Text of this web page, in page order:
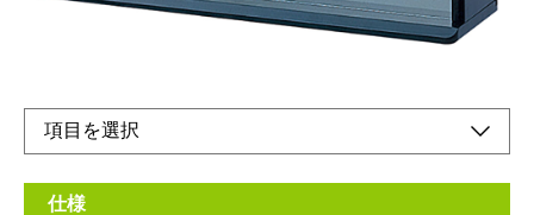
仕様